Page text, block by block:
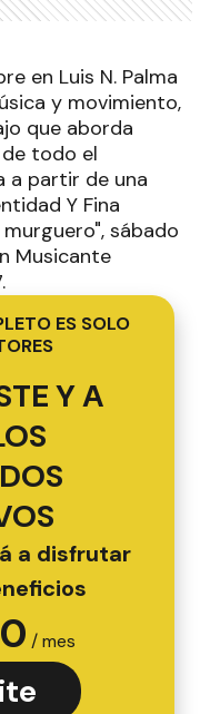
en Luis N. Palma
y movimiento,
que aborda
todo el
a partir de una
Y Fina
sábado
Musicante
ES SOLO
Y A
a disfrutar
/ mes